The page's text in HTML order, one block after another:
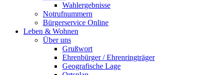
Wahlergebnisse
Notrufnummern
Bürgerservice Online
Leben & Wohnen
Über uns
Grußwort
Ehrenbürger / Ehrenringträger
Geografische Lage